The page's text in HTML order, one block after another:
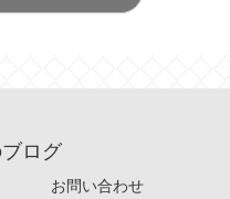
ログ
お問い合わせ